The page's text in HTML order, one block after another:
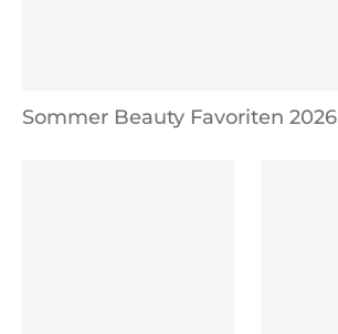
Sommer Beauty Favoriten 2026